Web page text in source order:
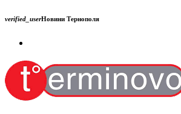
verified_userНовини Тернополя